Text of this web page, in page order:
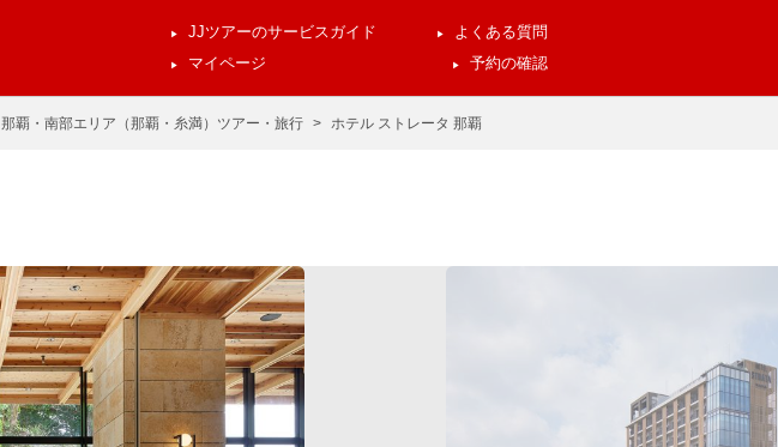
JJツアーのサービスガイド
よくある質問
マイページ
予約の確認
那覇・南部エリア（那覇・糸満）ツアー・旅行 ホテル ストレータ 那覇